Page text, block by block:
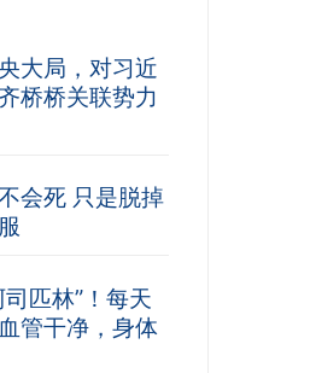
大局，对习近
桥桥关联势力
会死 只是脱掉
匹林”！每天
管干净，身体